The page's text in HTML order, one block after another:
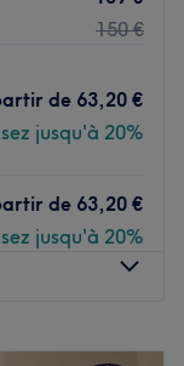
vous
entièrement
et
150 €
de 63,20 €
jusqu'à 20%
de 63,20 €
jusqu'à 20%